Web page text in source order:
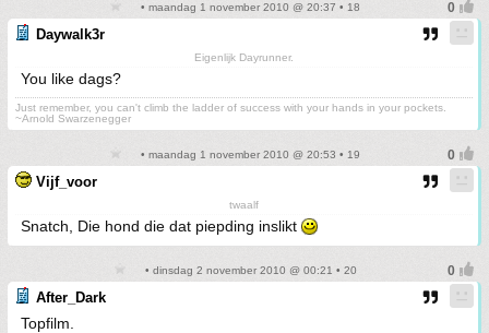
• maandag 1 november 2010 @ 20:37 • 18
Daywalk3r
Eigenlijk Dayrunner.
You like dags?
Just remember, you can't climb the ladder of success with your hands in your pockets.
~Arnold Swarzenegger
• maandag 1 november 2010 @ 20:53 • 19
Vijf_voor
twaalf
Snatch, Die hond die dat piepding inslikt
• dinsdag 2 november 2010 @ 00:21 • 20
After_Dark
Topfilm.